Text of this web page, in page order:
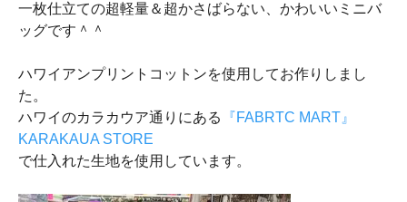
一枚仕立ての超軽量＆超かさばらない、かわいいミニバ
ッグです＾＾
ハワイアンプリントコットンを使用してお作りしまし
た。
ハワイのカラカウア通りにある
『FABRTC MART』
KARAKAUA STORE
で仕入れた生地を使用しています。